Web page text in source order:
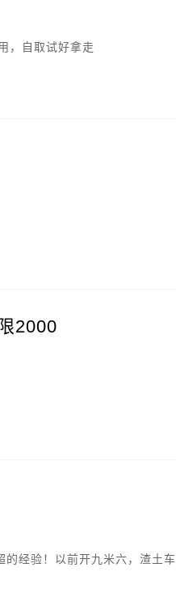
，自取试好拿走
2000
经验！以前开九米六，渣土车